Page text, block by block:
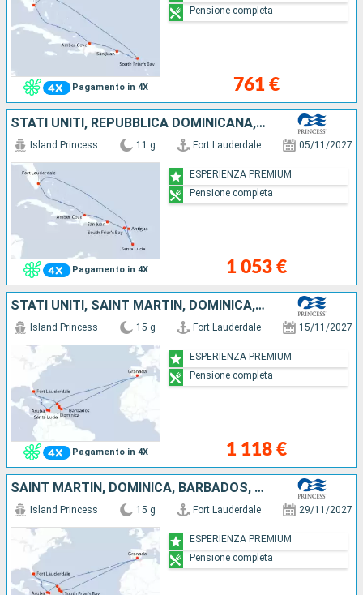
Pagamento in 4X 761 €
Pensione completa
STATI UNITI, REPUBBLICA DOMINICANA, PORTORICO, SANTA LUCIA, ANTIGUA E BARBUDA, SAINT MARTIN
Pagamento in 4X
Island Princess 11 g Fort Lauderdale 05/11/2027
1 053 €
ESPERIENZA PREMIUM
Pensione completa
STATI UNITI, SAINT MARTIN, DOMINICA, SANTA LUCIA, BARBADOS, GRENADA, ARUBA
Pagamento in 4X
Island Princess 15 g Fort Lauderdale 15/11/2027
1 118 €
ESPERIENZA PREMIUM
Pensione completa
SAINT MARTIN, DOMINICA, BARBADOS, SANTA LUCIA, GRENADA, ARUBA, STATI UNITI
Island Princess 15 g Fort Lauderdale 29/11/2027
ESPERIENZA PREMIUM
Pensione completa